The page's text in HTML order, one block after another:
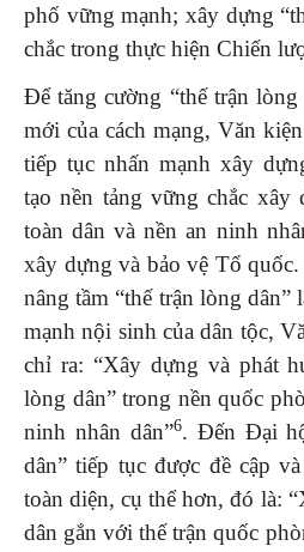
phố vững mạnh; xây dựng
chắc trong thực hiện Chiến
Để tăng cường “thế trận lòng
mới của cách mạng, Văn
tiếp tục nhấn mạnh xây
tạo nền tảng vững chắc xây
toàn dân và nền an ninh
xây dựng và bảo vệ Tổ
nâng tầm “thế trận lòng
mạnh nội sinh của dân tộc,
chỉ ra: “Xây dựng và phát
lòng dân” trong nền quốc
ninh nhân dân”6. Đến Đại
dân” tiếp tục được đề cập
toàn diện, cụ thể hơn, đó là:
dân gắn với thế trận quốc